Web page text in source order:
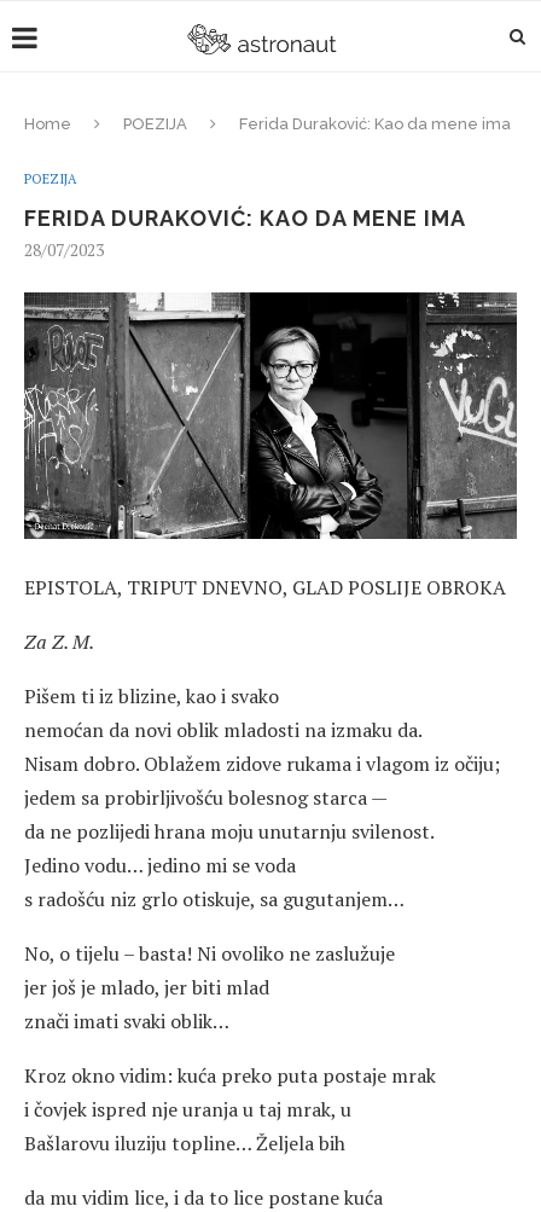
Home POEZIJA Ferida Duraković: Kao da mene ima
POEZIJA
FERIDA DURAKOVIĆ: KAO DA MENE IMA
28/07/2023
EPISTOLA, TRIPUT DNEVNO, GLAD POSLIJE OBROKA
Za Z. M.
Pišem ti iz blizine, kao i svako
nemoćan da novi oblik mladosti na izmaku da.
Nisam dobro. Oblažem zidove rukama i vlagom iz očiju;
jedem sa probirljivošću bolesnog starca —
da ne pozlijedi hrana moju unutarnju svilenost.
Jedino vodu… jedino mi se voda
s radošću niz grlo otiskuje, sa gugutanjem…
No, o tijelu – basta! Ni ovoliko ne zaslužuje
jer još je mlado, jer biti mlad
znači imati svaki oblik…
Kroz okno vidim: kuća preko puta postaje mrak
i čovjek ispred nje uranja u taj mrak, u
Bašlarovu iluziju topline… Željela bih
da mu vidim lice, i da to lice postane kuća